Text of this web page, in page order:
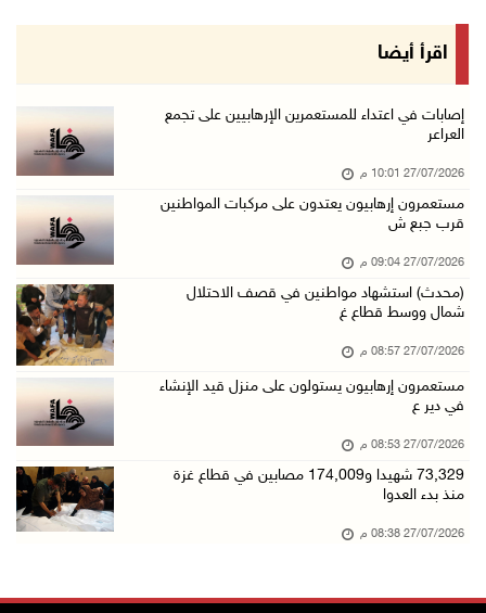
اقرأ أيضا
إصابات في اعتداء للمستعمرين الإرهابيين على تجمع
العراعر
27/07/2026 10:01 م
مستعمرون إرهابيون يعتدون على مركبات المواطنين
قرب جبع ش
27/07/2026 09:04 م
(محدث) استشهاد مواطنين في قصف الاحتلال
شمال ووسط قطاع غ
27/07/2026 08:57 م
مستعمرون إرهابيون يستولون على منزل قيد الإنشاء
في دير ع
27/07/2026 08:53 م
73,329 شهيدا و174,009 مصابين في قطاع غزة
منذ بدء العدوا
27/07/2026 08:38 م